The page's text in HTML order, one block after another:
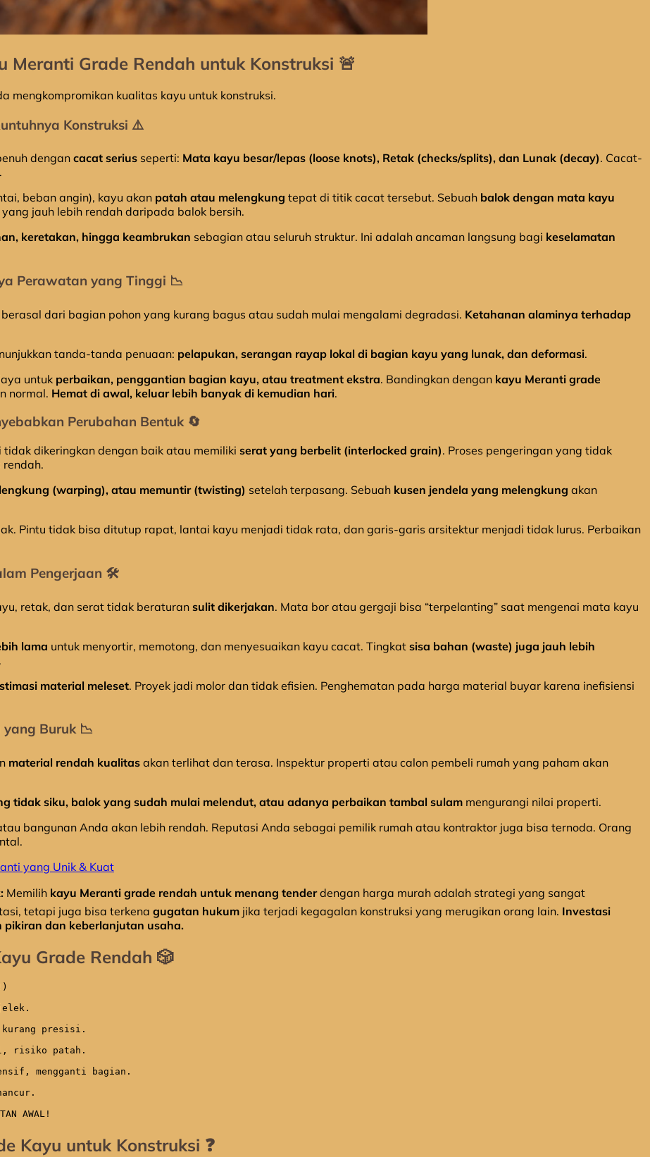
Meranti Grade Rendah untuk Konstruksi 🚨
mengkompromikan kualitas kayu untuk konstruksi.
Konstruksi ⚠️
dengancacat serius seperti: Mata kayu besar/lepas (loose knots), Retak (checks/splits), dan Lunak (decay). Cacat-
.
beban angin), kayu akan patah atau melengkung tepat di titik cacat tersebut. Sebuah balok dengan mata kayu
jauh lebih rendah daripada balok bersih.
keretakan, hingga keambrukan sebagian atau seluruh struktur. Ini adalah ancaman langsung bagi keselamatan
Perawatan yang Tinggi 📉
dari bagian pohon yang kurang bagus atau sudah mulai mengalami degradasi. Ketahanan alaminya terhadap
tanda-tanda penuaan: pelapukan, serangan rayap lokal di bagian kayu yang lunak, dan deformasi.
untuk perbaikan, penggantian bagian kayu, atau treatment ekstra. Bandingkan dengan kayu Meranti grade
normal. Hemat di awal, keluar lebih banyak di kemudian hari.
Perubahan Bentuk 🔄
tidak dikeringkan dengan baik atau memiliki serat yang berbelit (interlocked grain). Proses pengeringan yang tidak
(warping), atau memuntir (twisting) setelah terpasang. Sebuah kusen jendela yang melengkung akan
Pintu tidak bisa ditutup rapat, lantai kayu menjadi tidak rata, dan garis-garis arsitektur menjadi tidak lurus. Perbaikan
Pengerjaan 🛠️
retak, dan serat tidak beraturan sulit dikerjakan. Mata bor atau gergaji bisa “terpelanting” saat mengenai mata kayu
lama untuk menyortir, memotong, dan menyesuaikan kayu cacat. Tingkat sisa bahan (waste) juga jauh lebih
material meleset. Proyek jadi molor dan tidak efisien. Penghematan pada harga material buyar karena inefisiensi
Buruk 📉
material rendah kualitas akan terlihat dan terasa. Inspektur properti atau calon pembeli rumah yang paham akan
tidak siku, balok yang sudah mulai melendut, atau adanya perbaikan tambal sulam mengurangi nilai properti.
bangunan Anda akan lebih rendah. Reputasi Anda sebagai pemilik rumah atau kontraktor juga bisa ternoda. Orang
yang Unik & Kuat
Memilih kayu Meranti grade rendah untuk menang tenderdengan harga murah adalah strategi yang sangat
tetapi juga bisa terkena gugatan hukum jika terjadi kegagalan konstruksi yang merugikan orang lain. Investasi
dan keberlanjutan usaha.
Grade Rendah 🎲
kurang presisi.
risiko patah.
mengganti bagian.
AWAL!
Kayu untuk Konstruksi ❓